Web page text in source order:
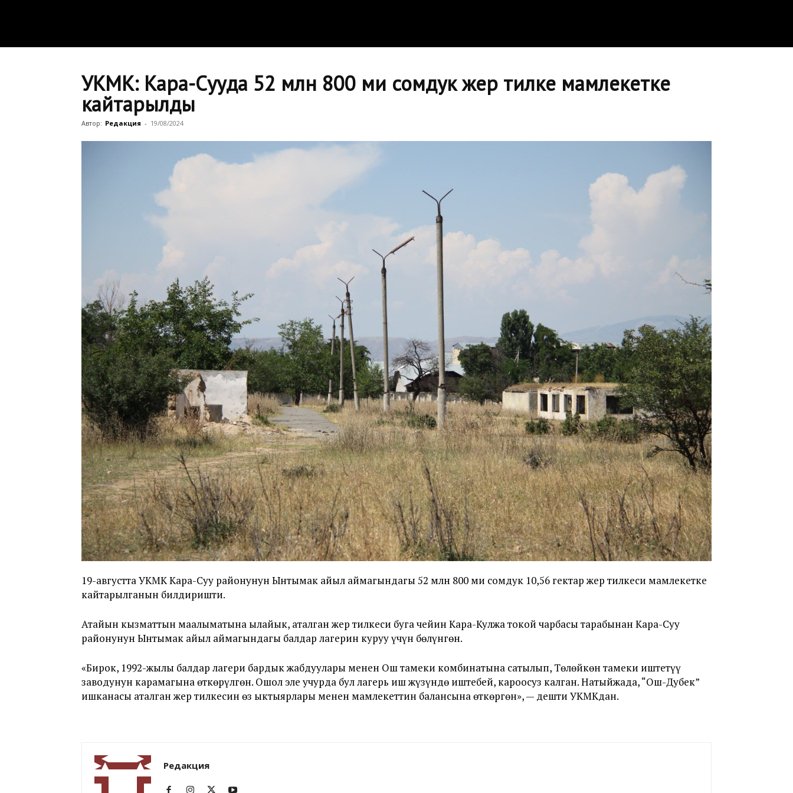
УКМК: Кара-Сууда 52 млн 800 миң сомдук жер тилке мамлекетке
кайтарылды
Автор: Редакция - 19/08/2024
19-августта УКМК Кара-Суу районунун Ынтымак айыл аймагындагы 52 млн 800 миң сомдук 10,56 гектар жер тилкеси мамлекетке
кайтарылганын билдиришти.
Атайын кызматтын маалыматына ылайык, аталган жер тилкеси буга чейин Кара-Кулжа токой чарбасы тарабынан Кара-Суу
районунун Ынтымак айыл аймагындагы балдар лагерин куруу үчүн бөлүнгөн.
«Бирок, 1992-жылы балдар лагери бардык жабдуулары менен Ош тамеки комбинатына сатылып, Төлөйкөн тамеки иштетүү
заводунун карамагына өткөрүлгөн. Ошол эле учурда бул лагерь иш жүзүндө иштебей, кароосуз калган. Натыйжада, “Ош-Дубек”
ишканасы аталган жер тилкесин өз ыктыярлары менен мамлекеттин балансына өткөргөн», — дешти УКМКдан.
Редакция